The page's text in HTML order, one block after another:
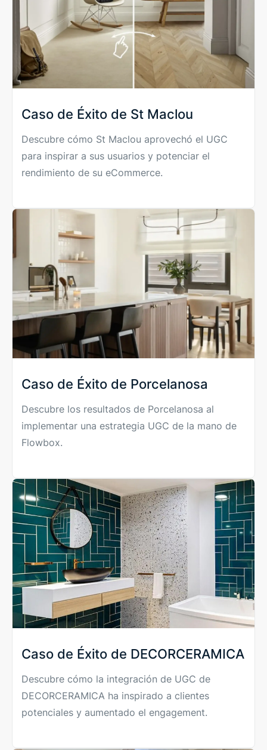
Caso de Éxito de St Maclou
Descubre cómo St Maclou aprovechó el UGC
para inspirar a sus usuarios y potenciar el
rendimiento de su eCommerce.
Caso de Éxito de Porcelanosa
Descubre los resultados de Porcelanosa al
implementar una estrategia UGC de la mano de
Flowbox.
Caso de Éxito de DECORCERAMICA
Descubre cómo la integración de UGC de
DECORCERAMICA ha inspirado a clientes
potenciales y aumentado el engagement.